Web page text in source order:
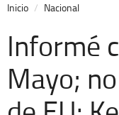
Opinión
Cronos
Economía
Espectáculos
Inicio Nacional
Informé
Mayo;